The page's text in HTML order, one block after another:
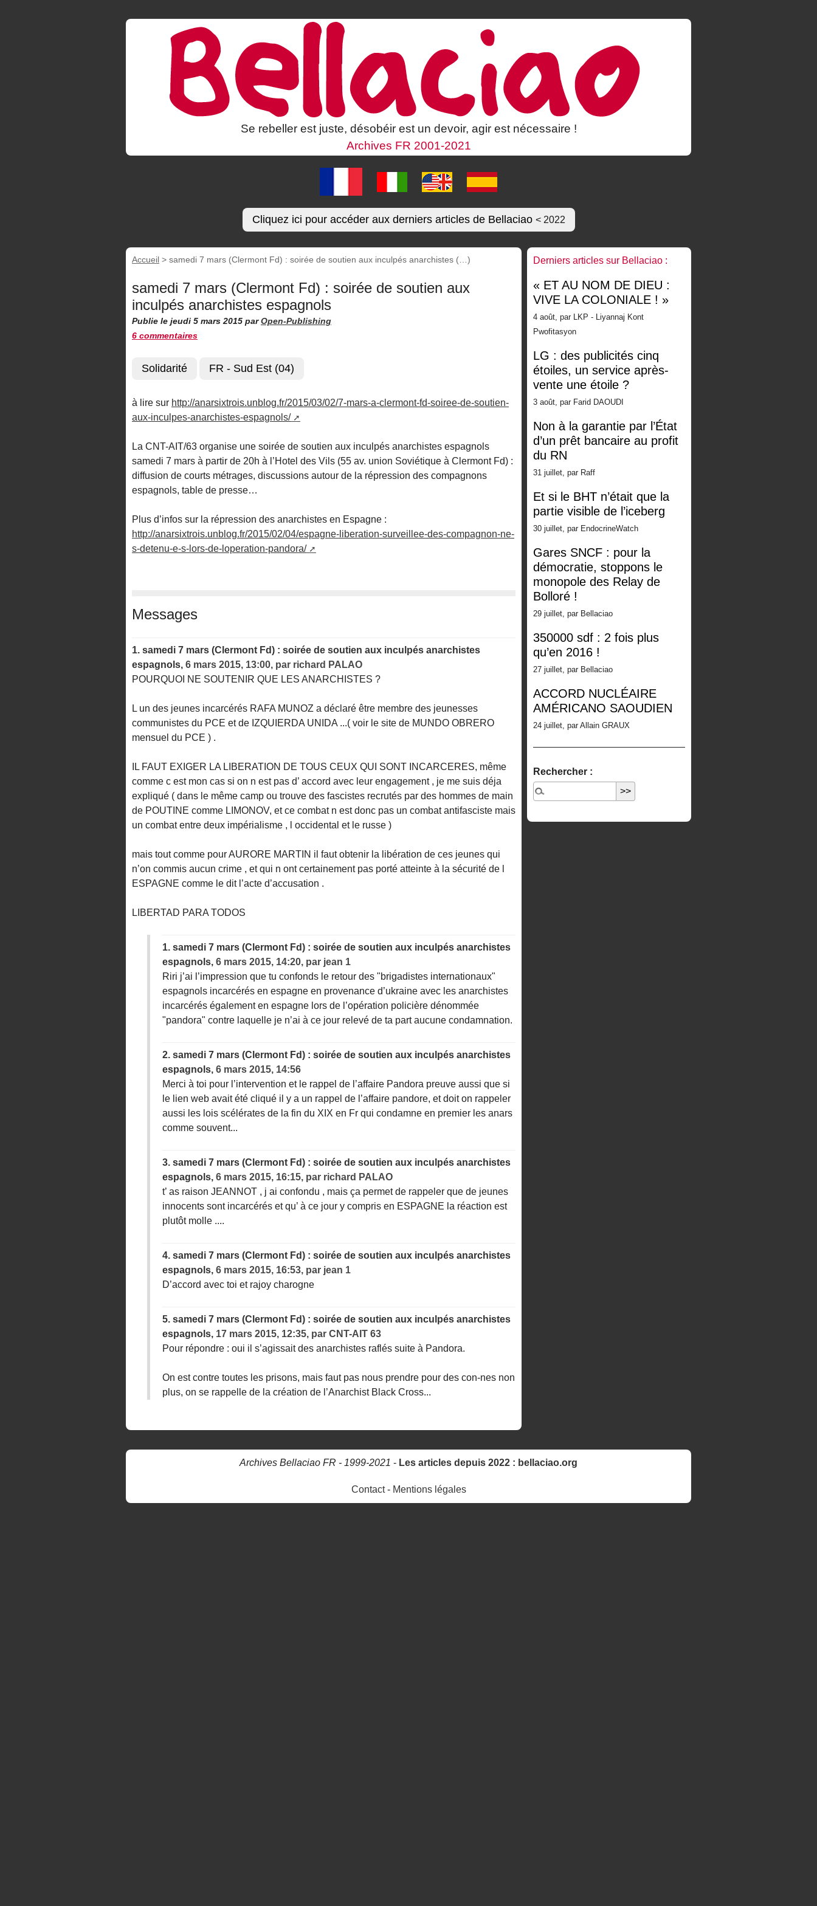
Se rebeller est juste, désobéir est un devoir, agir est nécessaire !
Archives FR 2001-2021
Cliquez ici pour accéder aux derniers articles de Bellaciao < 2022
Accueil > samedi 7 mars (Clermont Fd) : soirée de soutien aux inculpés anarchistes (…)
samedi 7 mars (Clermont Fd) : soirée de soutien aux
inculpés anarchistes espagnols
Publie le jeudi 5 mars 2015 parOpen-Publishing
6 commentaires
Solidarité FR - Sud Est (04)
à lire sur http://anarsixtrois.unblog.fr/2015/03/02/7-mars-a-clermont-fd-soiree-de-soutien-
aux-inculpes-anarchistes-espagnols/
La CNT-AIT/63 organise une soirée de soutien aux inculpés anarchistes espagnols
samedi 7 mars à partir de 20h à l’Hotel des Vils (55 av. union Soviétique à Clermont Fd) :
diffusion de courts métrages, discussions autour de la répression des compagnons
espagnols, table de presse…
Plus d’infos sur la répression des anarchistes en Espagne :
http://anarsixtrois.unblog.fr/2015/02/04/espagne-liberation-surveillee-des-compagnon-ne-
s-detenu-e-s-lors-de-loperation-pandora/
Messages
1. samedi 7 mars (Clermont Fd) : soirée de soutien aux inculpés anarchistes
espagnols, 6 mars 2015, 13:00, par richard PALAO
POURQUOI NE SOUTENIR QUE LES ANARCHISTES ?
L un des jeunes incarcérés RAFA MUNOZ a déclaré être membre des jeunesses
communistes du PCE et de IZQUIERDA UNIDA ...( voir le site de MUNDO OBRERO
mensuel du PCE ) .
IL FAUT EXIGER LA LIBERATION DE TOUS CEUX QUI SONT INCARCERES, même
comme c est mon cas si on n est pas d’ accord avec leur engagement , je me suis déja
expliqué ( dans le même camp ou trouve des fascistes recrutés par des hommes de main
de POUTINE comme LIMONOV, et ce combat n est donc pas un combat antifasciste mais
un combat entre deux impérialisme , l occidental et le russe )
mais tout comme pour AURORE MARTIN il faut obtenir la libération de ces jeunes qui
n’on commis aucun crime , et qui n ont certainement pas porté atteinte à la sécurité de l
ESPAGNE comme le dit l’acte d’accusation .
LIBERTAD PARA TODOS
1. samedi 7 mars (Clermont Fd) : soirée de soutien aux inculpés anarchistes
espagnols, 6 mars 2015, 14:20, par jean 1
Riri j’ai l’impression que tu confonds le retour des "brigadistes internationaux"
espagnols incarcérés en espagne en provenance d’ukraine avec les anarchistes
incarcérés également en espagne lors de l’opération policière dénommée
"pandora" contre laquelle je n’ai à ce jour relevé de ta part aucune condamnation.
2. samedi 7 mars (Clermont Fd) : soirée de soutien aux inculpés anarchistes
espagnols, 6 mars 2015, 14:56
Merci à toi pour l’intervention et le rappel de l’affaire Pandora preuve aussi que si
le lien web avait été cliqué il y a un rappel de l’affaire pandore, et doit on rappeler
aussi les lois scélérates de la fin du XIX en Fr qui condamne en premier les anars
comme souvent...
3. samedi 7 mars (Clermont Fd) : soirée de soutien aux inculpés anarchistes
espagnols, 6 mars 2015, 16:15, par richard PALAO
t’ as raison JEANNOT , j ai confondu , mais ça permet de rappeler que de jeunes
innocents sont incarcérés et qu’ à ce jour y compris en ESPAGNE la réaction est
plutôt molle ....
4. samedi 7 mars (Clermont Fd) : soirée de soutien aux inculpés anarchistes
espagnols, 6 mars 2015, 16:53, par jean 1
D’accord avec toi et rajoy charogne
5. samedi 7 mars (Clermont Fd) : soirée de soutien aux inculpés anarchistes
espagnols, 17 mars 2015, 12:35, par CNT-AIT 63
Pour répondre : oui il s’agissait des anarchistes raflés suite à Pandora.
On est contre toutes les prisons, mais faut pas nous prendre pour des con-nes non
plus, on se rappelle de la création de l’Anarchist Black Cross...
Derniers articles sur Bellaciao :
« ET AU NOM DE DIEU :
VIVE LA COLONIALE ! »
4 août, par LKP - Liyannaj Kont
Pwofitasyon
LG : des publicités cinq
étoiles, un service après-
vente une étoile ?
3 août, par Farid DAOUDI
Non à la garantie par l’État
d’un prêt bancaire au profit
du RN
31 juillet, par Raff
Et si le BHT n’était que la
partie visible de l’iceberg
30 juillet, par EndocrineWatch
Gares SNCF : pour la
démocratie, stoppons le
monopole des Relay de
Bolloré !
29 juillet, par Bellaciao
350000 sdf : 2 fois plus
qu’en 2016 !
27 juillet, par Bellaciao
ACCORD NUCLÉAIRE
AMÉRICANO SAOUDIEN
24 juillet, par Allain GRAUX
Rechercher :
Archives Bellaciao FR - 1999-2021 - Les articles depuis 2022 : bellaciao.org
Contact- Mentions légales